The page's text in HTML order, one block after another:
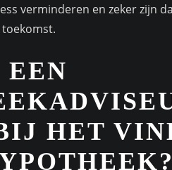
verminderen en zeker zijn
HET